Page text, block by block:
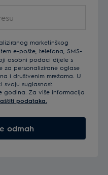
marketinškog
e-pošte, telefona, SMS-
osobni podaci dijele s
za personalizirane oglase
i društvenim mrežama. U
svoju suglasnost.
godina. Za više informacija
podataka.
odmah